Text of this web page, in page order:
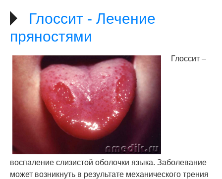
Глоссит - Лечение
пряностями
Глоссит –
воспаление слизистой оболочки языка. Заболевание
может возникнуть в результате механического трения